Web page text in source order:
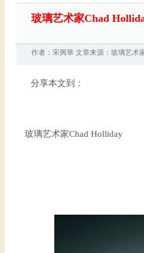
玻璃艺术家Chad
作者： 宋興華 文章来源： 玻璃艺术
分享本文到：
玻璃艺术家Chad Holliday